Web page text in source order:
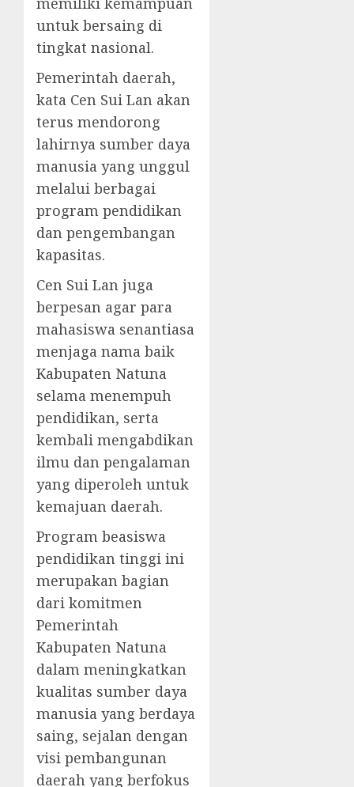
untuk bersaing di
tingkat nasional.
Pemerintah daerah,
kata Cen Sui Lan akan
terus mendorong
lahirnya sumber daya
manusia yang unggul
melalui berbagai
program pendidikan
dan pengembangan
kapasitas.
Cen Sui Lan juga
berpesan agar para
mahasiswa senantiasa
menjaga nama baik
Kabupaten Natuna
selama menempuh
pendidikan, serta
kembali mengabdikan
ilmu dan pengalaman
yang diperoleh untuk
kemajuan daerah.
Program beasiswa
pendidikan tinggi ini
merupakan bagian
dari komitmen
Pemerintah
Kabupaten Natuna
dalam meningkatkan
kualitas sumber daya
manusia yang berdaya
saing, sejalan dengan
visi pembangunan
daerah yang berfokus